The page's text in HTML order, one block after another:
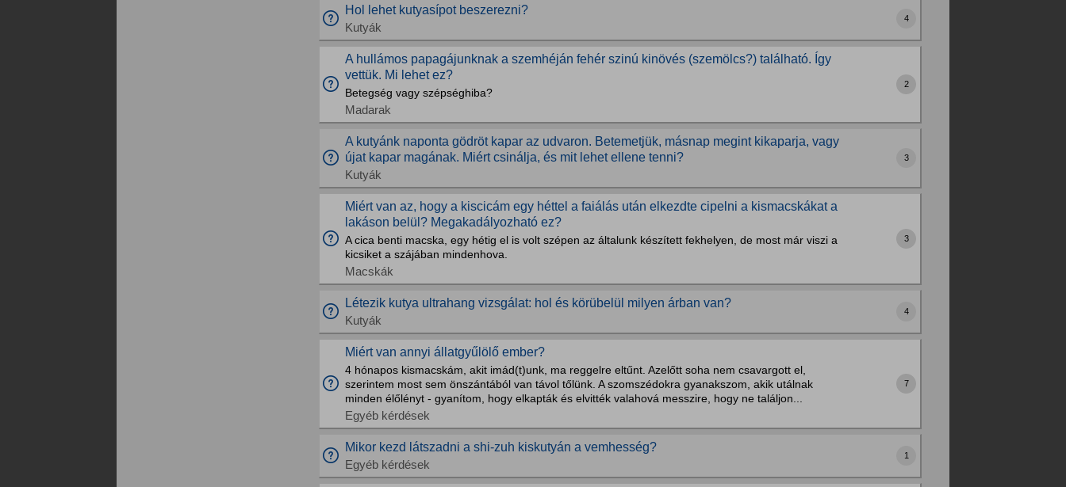
Hol lehet kutyasípot beszerezni?
Kutyák
4
A hullámos papagájunknak a szemhéján fehér szinú kinövés (szemölcs?) található. Így
vettük. Mi lehet ez?
Betegség vagy szépséghiba?
Madarak
2
A kutyánk naponta gödröt kapar az udvaron. Betemetjük, másnap megint kikaparja, vagy
újat kapar magának. Miért csinálja, és mit lehet ellene tenni?
Kutyák
3
Miért van az, hogy a kiscicám egy héttel a faiálás után elkezdte cipelni a kismacskákat a
lakáson belül? Megakadályozható ez?
A cica benti macska, egy hétig el is volt szépen az általunk készített fekhelyen, de most már viszi a
kicsiket a szájában mindenhova.
Macskák
3
Létezik kutya ultrahang vizsgálat: hol és körübelül milyen árban van?
Kutyák
4
Miért van annyi állatgyűlölő ember?
4 hónapos kismacskám, akit imád(t)unk, ma reggelre eltűnt. Azelőtt soha nem csavargott el,
szerintem most sem önszántából van távol tőlünk. A szomszédokra gyanakszom, akik utálnak
minden élőlényt - gyanítom, hogy elkapták és elvitték valahová messzire, hogy ne találjon...
Egyéb kérdések
7
Mikor kezd látszadni a shi-zuh kiskutyán a vemhesség?
Egyéb kérdések
1